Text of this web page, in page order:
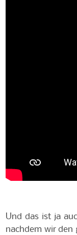
Und das ist ja
nachdem wir den